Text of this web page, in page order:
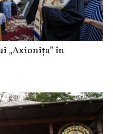
„Axionița” în